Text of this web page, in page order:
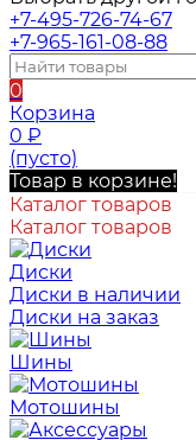
+7-495-726-74-67
+7-965-161-08-88
0
Корзина
0 ₽
(пусто)
Товар в корзине!
Каталог товаров
Каталог товаров
Диски
Диски в наличии
Диски на заказ
Шины
Мотошины